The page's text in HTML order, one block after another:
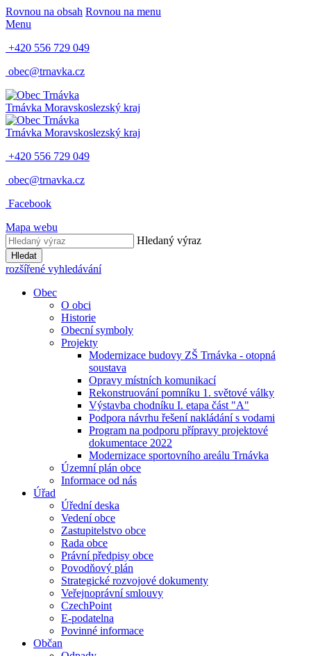
Rovnou na obsah Rovnou na menu
Menu
+420 556 729 049
obec@trnavka.cz
Trnávka Moravskoslezský kraj
Trnávka Moravskoslezský kraj
+420 556 729 049
obec@trnavka.cz
Facebook
Mapa webu
Hledaný výraz
Hledat
rozšířené vyhledávání
Obec
O obci
Historie
Obecní symboly
Projekty
Modernizace budovy ZŠ Trnávka - otopná
soustava
Opravy místních komunikací
Rekonstruování pomníku 1. světové války
Výstavba chodníku I. etapa část "A"
Podpora návrhu řešení nakládání s vodami
Program na podporu přípravy projektové
dokumentace 2022
Modernizace sportovního areálu Trnávka
Územní plán obce
Informace od nás
Úřad
Úřední deska
Vedení obce
Zastupitelstvo obce
Rada obce
Právní předpisy obce
Povodňový plán
Strategické rozvojové dokumenty
Veřejnoprávní smlouvy
CzechPoint
E-podatelna
Povinné informace
Občan